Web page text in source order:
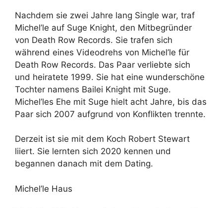
Nachdem sie zwei Jahre lang Single war, traf
Michel’le auf Suge Knight, den Mitbegründer
von Death Row Records. Sie trafen sich
während eines Videodrehs von Michel’le für
Death Row Records. Das Paar verliebte sich
und heiratete 1999. Sie hat eine wunderschöne
Tochter namens Bailei Knight mit Suge.
Michel’les Ehe mit Suge hielt acht Jahre, bis das
Paar sich 2007 aufgrund von Konflikten trennte.
Derzeit ist sie mit dem Koch Robert Stewart
liiert. Sie lernten sich 2020 kennen und
begannen danach mit dem Dating.
Michel’le Haus